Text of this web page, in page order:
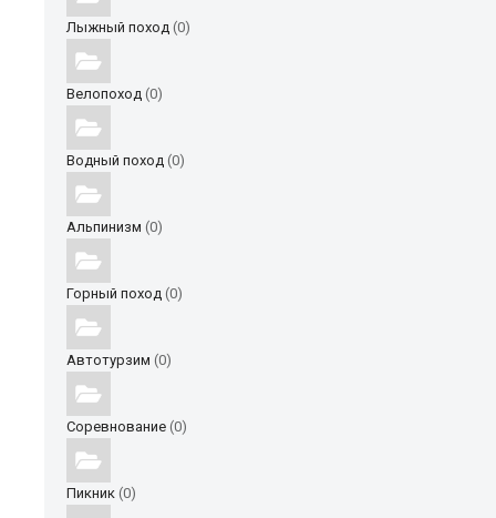
Лыжный поход (0)
Велопоход (0)
Водный поход (0)
Альпинизм (0)
Горный поход (0)
Автотурзим (0)
Соревнование (0)
Пикник (0)